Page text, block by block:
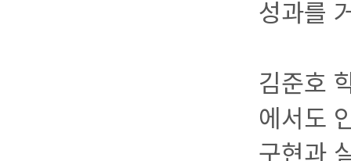
성과를
김준호
에서도
구현과